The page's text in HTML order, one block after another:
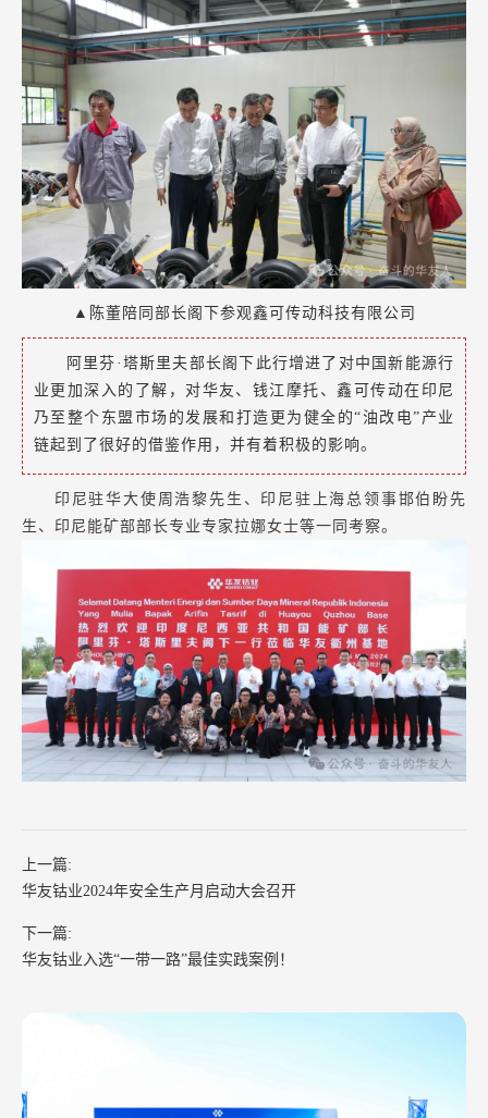
▲陈董陪同部长阁下参观鑫可传动科技有限公司
阿里芬·塔斯里夫部长阁下此行增进了对中国新能源行
业更加深入的了解，对华友、钱江摩托、鑫可传动在印尼
乃至整个东盟市场的发展和打造更为健全的“油改电”产业
链起到了很好的借鉴作用，并有着积极的影响。
印尼驻华大使周浩黎先生、印尼驻上海总领事邯伯盼先
生、印尼能矿部部长专业专家拉娜女士等一同考察。
上一篇:
华友钴业2024年安全生产月启动大会召开
下一篇:
华友钴业入选“一带一路”最佳实践案例！